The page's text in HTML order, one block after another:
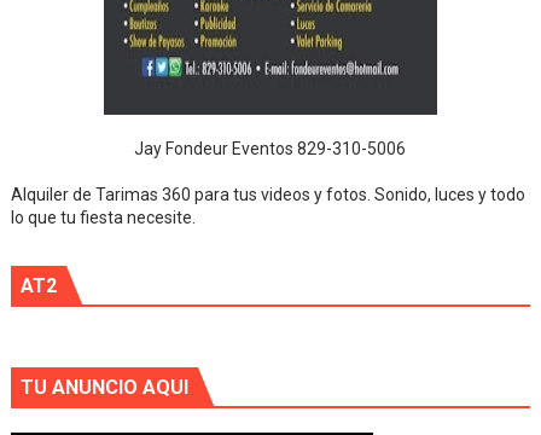
Jay Fondeur Eventos 829-310-5006
Alquiler de Tarimas 360 para tus videos y fotos. Sonido, luces y todo
lo que tu fiesta necesite.
AT2
TU ANUNCIO AQUI